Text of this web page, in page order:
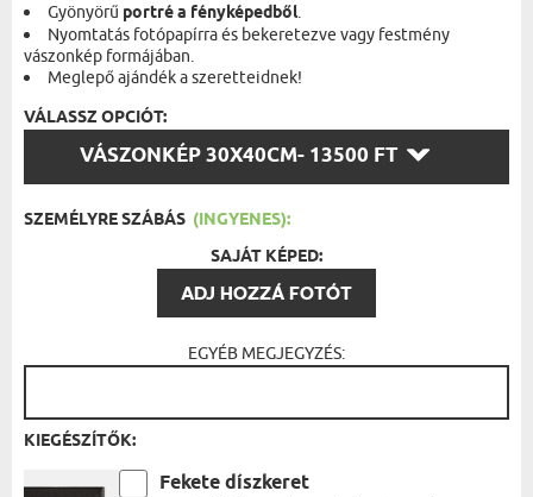
Gyönyörű portré a fényképedből.
Nyomtatás fotópapírra és bekeretezve vagy festmény
vászonkép formájában.
Meglepő ajándék a szeretteidnek!
VÁLASSZ OPCIÓT:
VÁSZONKÉP 30X40CM- 13500 FT
VÁLASSZ
OPCIÓT:
SZEMÉLYRE SZÁBÁS (INGYENES):
SAJÁT KÉPED:
ADJ HOZZÁ FOTÓT
EGYÉB MEGJEGYZÉS:
KIEGÉSZÍTŐK:
Fekete díszkeret